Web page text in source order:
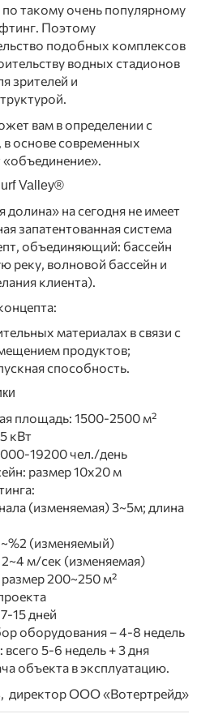
такому очень популярному
Поэтому
подобных комплексов
водных стадионов
зрителей и
вам в определении с
основе современных
Valley®
на сегодня не имеет
запатентованная система
объединяющий: бассейн
реку, волновой бассейн и
клиента).
материалах в связи с
продуктов;
способность.
площадь: 1500-2500 м²
кВт
19200 чел./день
размер 10x20 м
(изменяемая) 3~5м; длина
(изменяемый)
м/сек (изменяемая)
200~250 м²
15 дней
оборудования – 4-8 недель
5-6 недель + 3 дня
объекта в эксплуатацию.
, директор ООО «Вотертрейд»